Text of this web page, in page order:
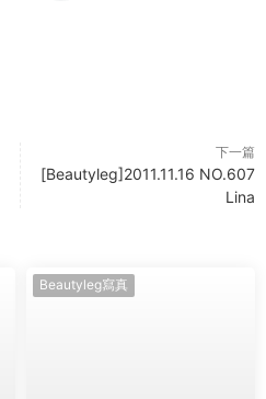
下一篇
[Beautyleg]2011.11.16 NO.607
Lina
Beautyleg寫真